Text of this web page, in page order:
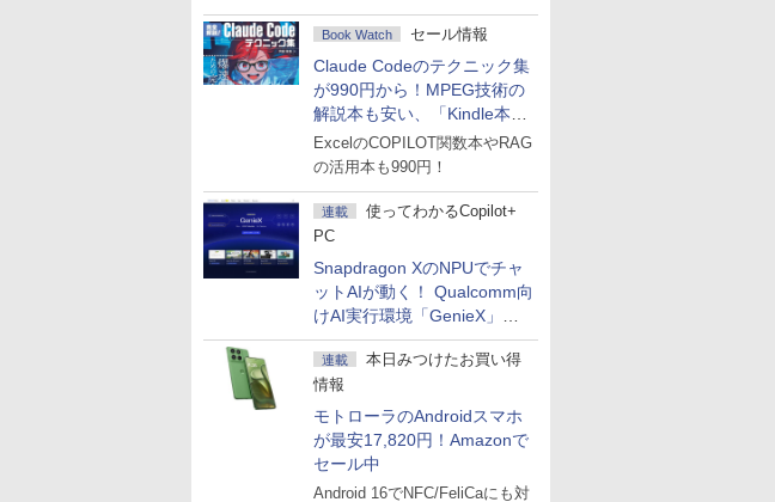
Book Watch セール情報
Claude Codeのテクニック集
が990円から！MPEG技術の
解説本も安い、「Kindle本サ
マーセール」第2弾開始！
ExcelのCOPILOT関数本やRAG
の活用本も990円！
連載
使ってわかるCopilot+
PC
Snapdragon XのNPUでチャ
ットAIが動く！ Qualcomm向
けAI実行環境「GenieX」を
試してみた
連載
本日みつけたお買い得
情報
モトローラのAndroidスマホ
が最安17,820円！Amazonで
セール中
Android 16でNFC/FeliCaにも対